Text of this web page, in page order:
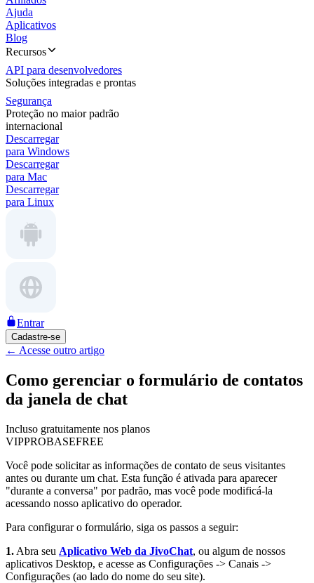
Ajuda
Aplicativos
Blog
Recursos
API para desenvolvedores
Soluções integradas e prontas
Segurança
Proteção no maior padrão
internacional
Descarregar
para Windows
Descarregar
para Mac
Descarregar
para Linux
Entrar
Cadastre-se
← Acesse outro artigo
Como gerenciar o formulário de contatos
da janela de chat
Incluso gratuitamente nos planos
VIPPROBASEFREE
Você pode solicitar as informações de contato de seus visitantes
antes ou durante um chat. Esta função é ativada para aparecer
"durante a conversa" por padrão, mas você pode modificá-la
acessando nosso aplicativo do operador.
Para configurar o formulário, siga os passos a seguir:
1. Abra seu Aplicativo Web da JivoChat, ou algum de nossos
aplicativos Desktop, e acesse as Configurações -> Canais ->
Configurações (ao lado do nome do seu site).